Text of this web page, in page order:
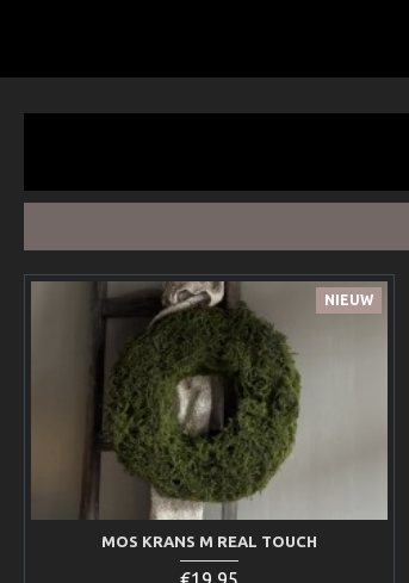
NIEUW
MOS KRANS M REAL TOUCH